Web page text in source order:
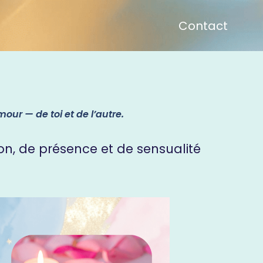
Contact
— de toi et de l’autre.
de présence et de sensualité